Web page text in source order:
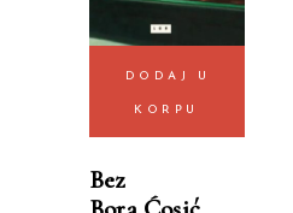
DODAJ U
KORPU
Bez